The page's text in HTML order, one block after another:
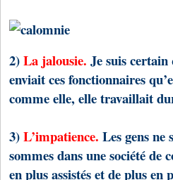
2)La jalousie. Je suis certain
enviait ces fonctionnaires
comme elle, elle travaillait
3)L’impatience. Les gens
sommes dans une société de
en plus assistés et de plus en